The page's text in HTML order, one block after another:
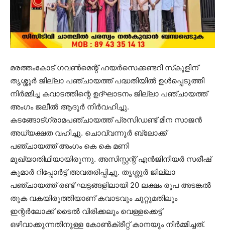
മരത്തംകോട് ഗവണ്‍മെന്റ് ഹയര്‍സെക്കണ്ടറി സ്‌കൂളിന്
തൃശ്ശൂര്‍ ജില്ലാ പഞ്ചായത്ത് പദ്ധതിയില്‍ ഉള്‍പ്പെടുത്തി
നിര്‍മ്മിച്ച കവാടത്തിന്റെ ഉദ്ഘാടനം ജില്ലാ പഞ്ചായത്ത്
അംഗം ജലീല്‍ ആദൂര്‍ നിര്‍വഹിച്ചു.
കടങ്ങോട്ഗ്രാമപഞ്ചായത്ത് പ്രസിഡണ്ട് മീന സാജന്‍
അധ്യക്ഷത വഹിച്ചു. ചൊവ്വന്നൂര്‍ ബ്ലോക്ക്
പഞ്ചായത്ത് അംഗം കെ കെ മണി
മുഖ്യാതിഥിയായിരുന്നു. അസിസ്റ്റന്റ് എന്‍ജിനീയര്‍ സരീഷ്
കുമാര്‍ റിപ്പോര്‍ട്ട് അവതരിപ്പിച്ചു. തൃശ്ശൂര്‍ ജില്ലാ
പഞ്ചായത്ത് രണ്ട് ഘട്ടങ്ങളിലായി 20 ലക്ഷം രൂപ അടങ്കല്‍
തുക വകയിരുത്തിയാണ് കവാടവും ചുറ്റുമതിലും
ഇന്റര്‍ലോക്ക് ടൈല്‍ വിരിക്കലും വെള്ളക്കെട്ട്
ഒഴിവാക്കുന്നതിനുള്ള കോണ്‍ക്രീറ്റ് കാനയും നിര്‍മ്മിച്ചത്.